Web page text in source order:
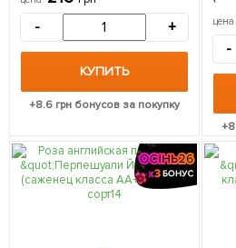
упаковке
- +
КУПИТЬ
+8.6 грн бонусов за покупку
цена
-
+